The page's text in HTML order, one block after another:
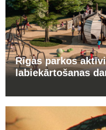
Rīgas parkos
labiekārtošanas